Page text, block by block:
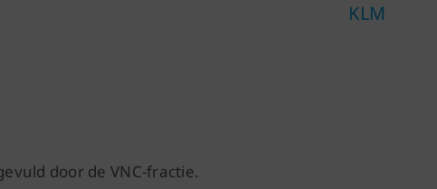
KLM
door de VNC-fractie.